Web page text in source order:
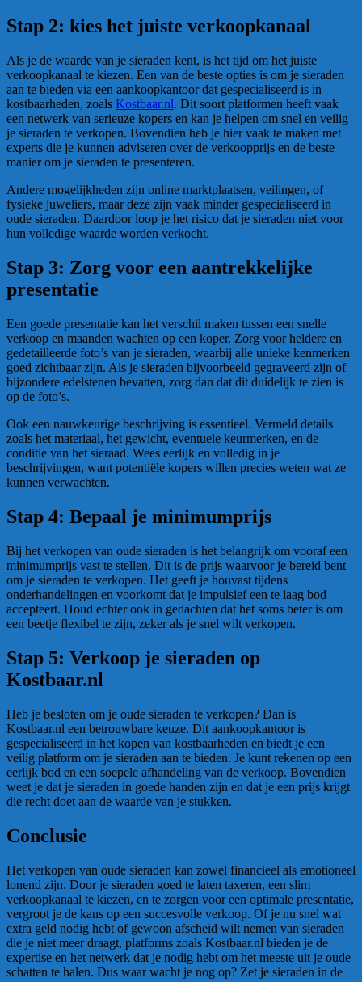
Stap 2: kies het juiste verkoopkanaal
Als je de waarde van je sieraden kent, is het tijd om het juiste
verkoopkanaal te kiezen. Een van de beste opties is om je sieraden
aan te bieden via een aankoopkantoor dat gespecialiseerd is in
kostbaarheden, zoals Kostbaar.nl. Dit soort platformen heeft vaak
een netwerk van serieuze kopers en kan je helpen om snel en veilig
je sieraden te verkopen. Bovendien heb je hier vaak te maken met
experts die je kunnen adviseren over de verkoopprijs en de beste
manier om je sieraden te presenteren.
Andere mogelijkheden zijn online marktplaatsen, veilingen, of
fysieke juweliers, maar deze zijn vaak minder gespecialiseerd in
oude sieraden. Daardoor loop je het risico dat je sieraden niet voor
hun volledige waarde worden verkocht.
Stap 3: Zorg voor een aantrekkelijke
presentatie
Een goede presentatie kan het verschil maken tussen een snelle
verkoop en maanden wachten op een koper. Zorg voor heldere en
gedetailleerde foto’s van je sieraden, waarbij alle unieke kenmerken
goed zichtbaar zijn. Als je sieraden bijvoorbeeld gegraveerd zijn of
bijzondere edelstenen bevatten, zorg dan dat dit duidelijk te zien is
op de foto’s.
Ook een nauwkeurige beschrijving is essentieel. Vermeld details
zoals het materiaal, het gewicht, eventuele keurmerken, en de
conditie van het sieraad. Wees eerlijk en volledig in je
beschrijvingen, want potentiële kopers willen precies weten wat ze
kunnen verwachten.
Stap 4: Bepaal je minimumprijs
Bij het verkopen van oude sieraden is het belangrijk om vooraf een
minimumprijs vast te stellen. Dit is de prijs waarvoor je bereid bent
om je sieraden te verkopen. Het geeft je houvast tijdens
onderhandelingen en voorkomt dat je impulsief een te laag bod
accepteert. Houd echter ook in gedachten dat het soms beter is om
een beetje flexibel te zijn, zeker als je snel wilt verkopen.
Stap 5: Verkoop je sieraden op
Kostbaar.nl
Heb je besloten om je oude sieraden te verkopen? Dan is
Kostbaar.nl een betrouwbare keuze. Dit aankoopkantoor is
gespecialiseerd in het kopen van kostbaarheden en biedt je een
veilig platform om je sieraden aan te bieden. Je kunt rekenen op een
eerlijk bod en een soepele afhandeling van de verkoop. Bovendien
weet je dat je sieraden in goede handen zijn en dat je een prijs krijgt
die recht doet aan de waarde van je stukken.
Conclusie
Het verkopen van oude sieraden kan zowel financieel als emotioneel
lonend zijn. Door je sieraden goed te laten taxeren, een slim
verkoopkanaal te kiezen, en te zorgen voor een optimale presentatie,
vergroot je de kans op een succesvolle verkoop. Of je nu snel wat
extra geld nodig hebt of gewoon afscheid wilt nemen van sieraden
die je niet meer draagt, platforms zoals Kostbaar.nl bieden je de
expertise en het netwerk dat je nodig hebt om het meeste uit je oude
schatten te halen. Dus waar wacht je nog op? Zet je sieraden in de